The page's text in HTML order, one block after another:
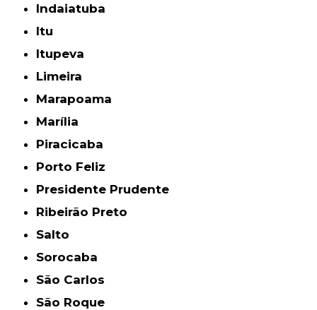
Indaiatuba
Itu
Itupeva
Limeira
Marapoama
Marília
Piracicaba
Porto Feliz
Presidente Prudente
Ribeirão Preto
Salto
Sorocaba
São Carlos
São Roque